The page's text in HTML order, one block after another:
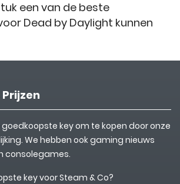
een van de beste
Dead by Daylight kunnen
key om te kopen door onze
We hebben ook gaming nieuws
consolegames.
key voor Steam & Co?